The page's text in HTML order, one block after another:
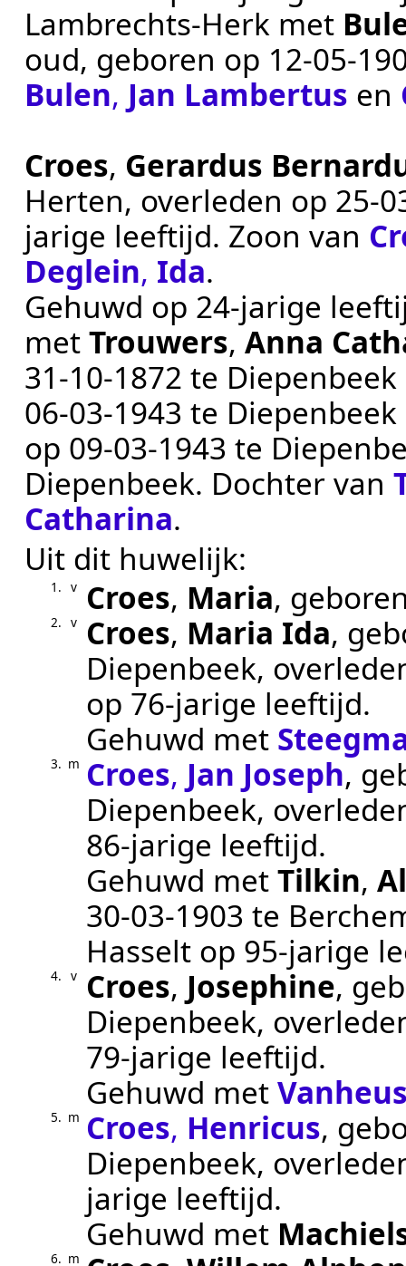
Lambrechts-Herk met
oud, geboren op
Bulen, Jan Lambertus en
Croes, Gerardus
Herten, overleden op
jarige leeftijd. Zoon van
Deglein, Ida.
Gehuwd op 24-jarige
metTrouwers,Anna
31‑10‑1872 te Diepenbeek
06‑03‑1943 te Diepenbeek
op 09‑03‑1943 te
Diepenbeek. Dochter van
Catharina.
Uit dit huwelijk:
1. v Croes, Maria,
2. v Croes, Maria Ida,
Diepenbeek,
op 76-jarige leeftijd.
Gehuwd met
3. m Croes, Jan Joseph,
Diepenbeek,
86-jarige leeftijd.
Gehuwd metTilkin,
30‑03‑1903 te
Hasselt op 95-jarige
4. v Croes, Josephine,
Diepenbeek,
79-jarige leeftijd.
Gehuwd met
5. m Croes, Henricus,
Diepenbeek,
jarige leeftijd.
Gehuwd met
6. m